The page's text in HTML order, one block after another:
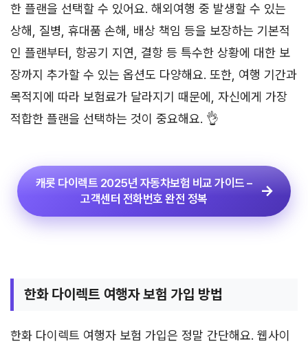
한 플랜을 선택할 수 있어요. 해외여행 중 발생할 수 있는
상해, 질병, 휴대품 손해, 배상 책임 등을 보장하는 기본적
인 플랜부터, 항공기 지연, 결항 등 특수한 상황에 대한 보
장까지 추가할 수 있는 옵션도 다양해요. 또한, 여행 기간과
목적지에 따라 보험료가 달라지기 때문에, 자신에게 가장
적합한 플랜을 선택하는 것이 중요해요. 👌
캐롯 다이렉트 2025년 자동차보험 비교 가이드 –
고객센터 전화번호 완전 정복
한화 다이렉트 여행자 보험 가입 방법
한화 다이렉트 여행자 보험 가입은 정말 간단해요. 웹사이